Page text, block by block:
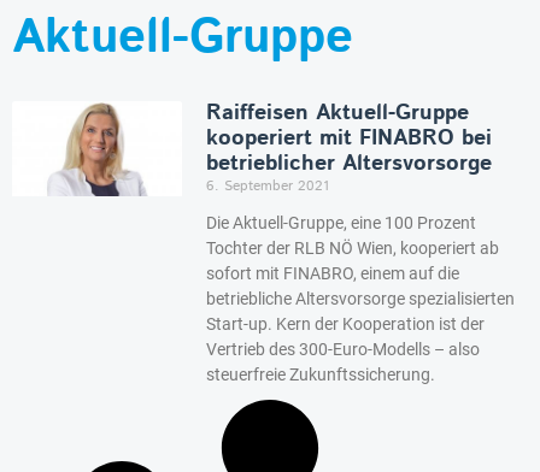
Aktuell-Gruppe
Raiffeisen Aktuell-Gruppe
kooperiert mit FINABRO bei
betrieblicher Altersvorsorge
6. September 2021
Die Aktuell-Gruppe, eine 100 Prozent
Tochter der RLB NÖ Wien, kooperiert ab
sofort mit FINABRO, einem auf die
betriebliche Altersvorsorge spezialisierten
Start-up. Kern der Kooperation ist der
Vertrieb des 300-Euro-Modells – also
steuerfreie Zukunftssicherung.